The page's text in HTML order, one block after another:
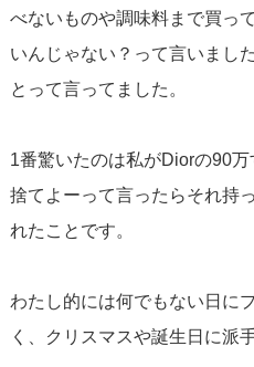
べないものや調味料まで買っ
いんじゃない？って言いまし
とって言ってました。
1番驚いたのは私がDiorの90
捨てよーって言ったらそれ持
れたことです。
わたし的には何でもない日に
く、クリスマスや誕生日に派